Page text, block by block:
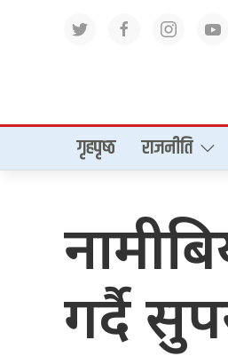
गृहपृष्‍ठ राजनीति
गर्दै